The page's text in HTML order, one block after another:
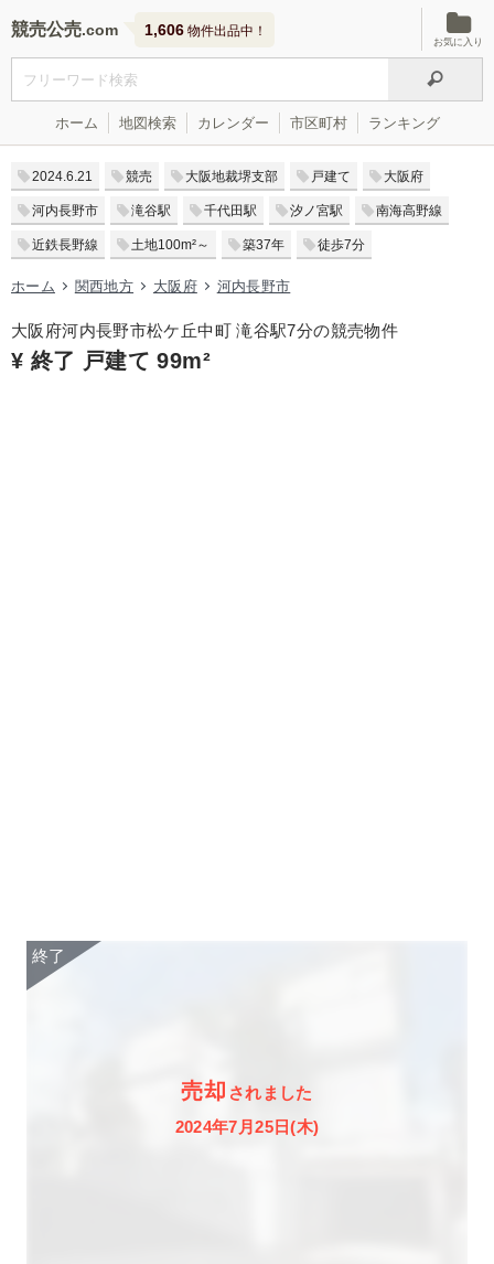
競売公売 1,606 物件出品中！
お気に入り
ホーム 地図検索 カレンダー 市区町村 ランキング
2024.6.21 競売 大阪地裁堺支部 戸建て 大阪府
河内長野市 滝谷駅 千代田駅 汐ノ宮駅 南海高野線
近鉄長野線 土地100m²～ 築37年 徒歩7分
ホーム 関西地方 大阪府 河内長野市
大阪府河内長野市松ケ丘中町 滝谷駅7分の競売物件
¥ 終了 戸建て 99m²
売却 されました
2024年7月25日(木)